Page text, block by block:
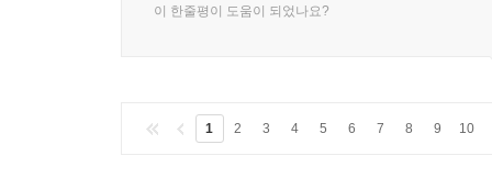
이 한줄평이 도움이 되었나요?
1 2 3 4 5 6 7 8 9 10